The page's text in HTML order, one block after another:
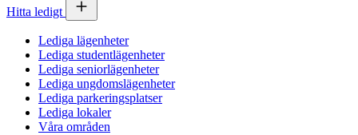
Hitta ledigt
Lediga lägenheter
Lediga studentlägenheter
Lediga seniorlägenheter
Lediga ungdomslägenheter
Lediga parkeringsplatser
Lediga lokaler
Våra områden